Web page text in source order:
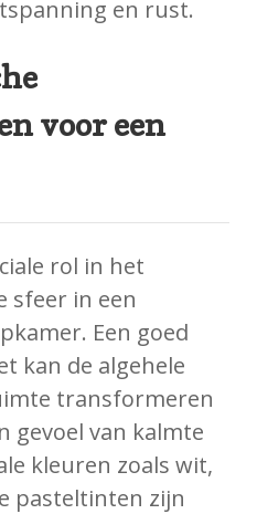
en rust.
voor een
rol in het
sfeer in een
Een goed
kan de algehele
transformeren
gevoel van kalmte
kleuren zoals wit,
pasteltinten zijn